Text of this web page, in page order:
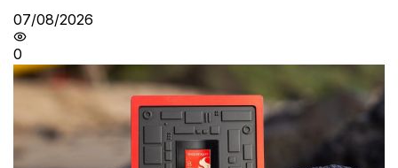
07/08/2026
0